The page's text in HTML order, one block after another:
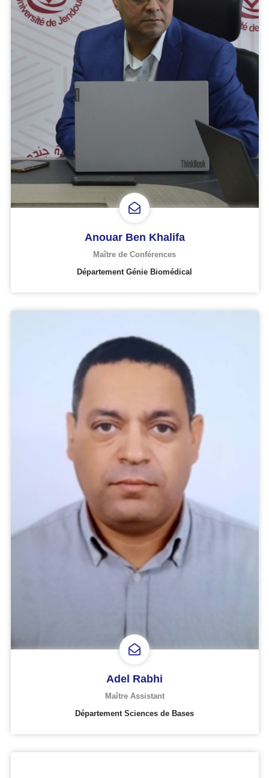
Anouar Ben Khalifa
Maître de Conférences
Département Génie Biomédical
Adel Rabhi
Maître Assistant
Département Sciences de Bases